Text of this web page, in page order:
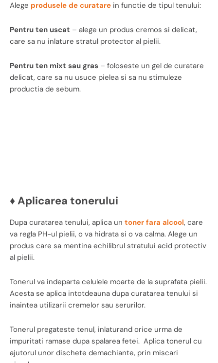
Alege produsele de curatare in functie de tipul tenului:
Pentru ten uscat – alege un produs cremos si delicat,
care sa nu inlature stratul protector al pielii.
Pentru ten mixt sau gras – foloseste un gel de curatare
delicat, care sa nu usuce pielea si sa nu stimuleze
productia de sebum.
♦ Aplicarea tonerului
Dupa curatarea tenului, aplica un toner fara alcool, care
va regla PH-ul pielii, o va hidrata si o va calma. Alege un
produs care sa mentina echilibrul stratului acid protectiv
al pielii.
Tonerul va indeparta celulele moarte de la suprafata pielii.
Acesta se aplica intotdeauna dupa curatarea tenului si
inaintea utilizarii cremelor sau serurilor.
Tonerul pregateste tenul, inlaturand orice urma de
impuritati ramase dupa spalarea fetei. Aplica tonerul cu
ajutorul unor dischete demachiante, prin miscari